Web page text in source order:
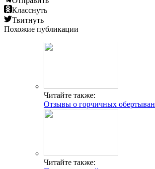
Класснуть
Твитнуть
Похожие публикации
Читайте также:
Отзывы о горчичных
Читайте также: